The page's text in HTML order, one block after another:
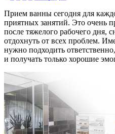
Прием ванны сегодня для
приятных занятий. Это очень
после тяжелого рабочего дня,
отдохнуть от всех проблем.
нужно подходить
и получать только хорошие